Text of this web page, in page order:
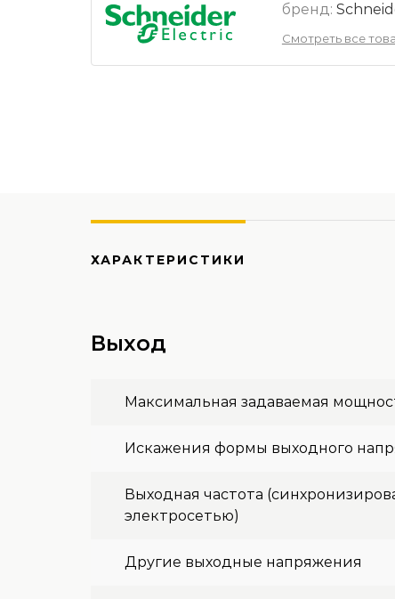
бренд:
Смотреть все
ХАРАКТЕРИСТИКИ
Выход
Максимальная задаваемая
Искажения формы выходного
Выходная частота
электросетью)
Другие выходные напряжения